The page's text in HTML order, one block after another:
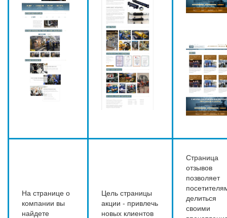
На странице о
компании вы
найдете
Цель страницы
акции - привлечь
новых клиентов
Страница
отзывов
позволяет
делиться
своими